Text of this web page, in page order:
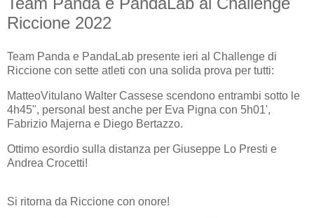
Riccione 2022
Team Panda e PandaLab presente ieri al Challenge di
Riccione con sette atleti con una solida prova per tutti:
MatteoVitulano Walter Cassese scendono entrambi sotto le
4h45", personal best anche per Eva Pigna con 5h01',
Fabrizio Majerna e Diego Bertazzo.
Ottimo esordio sulla distanza per Giuseppe Lo Presti e
Andrea Crocetti!
Si ritorna da Riccione con onore!